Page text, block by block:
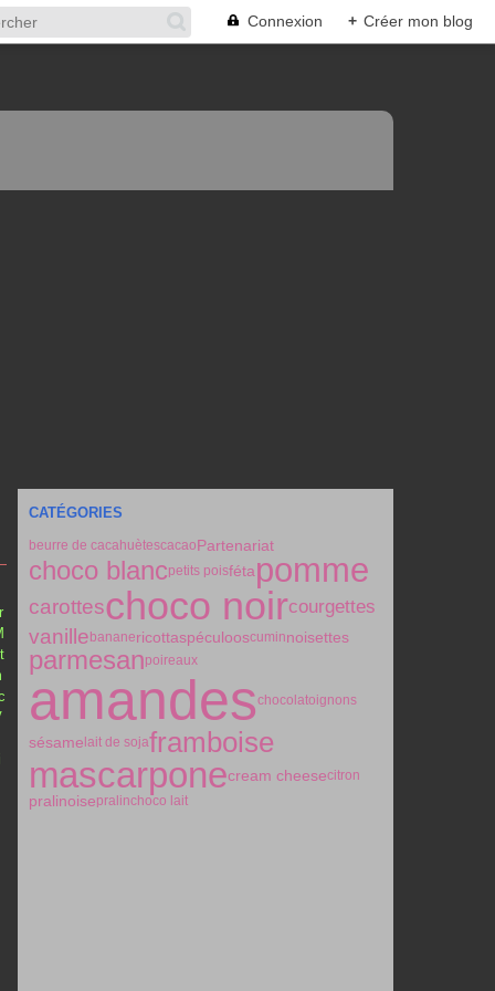
Connexion + Créer mon blog
CATÉGORIES
beurre de cacahuètescacaoPartenariat
choco blancpetits poisfétapomme
carotteschoco noircourgettes
vanillebananericottaspéculooscuminnoisettes
parmesanpoireaux
amandeschocolatoignons
sésame lait de sojaframboise
mascarponecream cheesecitron
pralinoisepralinchoco lait